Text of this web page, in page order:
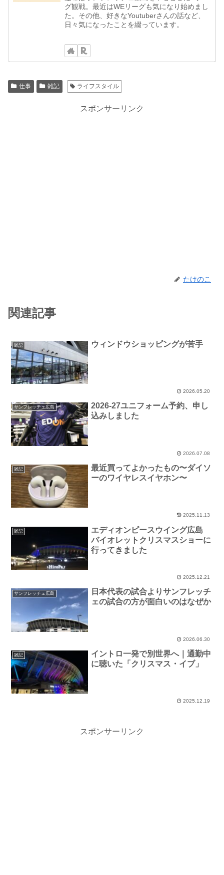
グ観戦。最近はWEリーグも気になり始めまし
た。その他、好きなYoutuberさんの話など、
日々気になったことを綴っています。
仕事 雑記 ライフスタイル
スポンサーリンク
たけのこ
関連記事
雑記 ウィンドウショッピングが苦手
2026.05.20
サンフレッチェ広島
2026-27ユニフォーム予約、申し
込みしました
2026.07.08
雑記
最近買ってよかったもの〜ダイソ
ーのワイヤレスイヤホン〜
2025.11.13
雑記
エディオンピースウイング広島
バイオレットクリスマスショーに
行ってきました
2025.12.21
サンフレッチェ広島
日本代表の試合よりサンフレッチ
ェの試合の方が面白いのはなぜか
2026.06.30
雑記
イントロ一発で別世界へ｜通勤中
に聴いた「クリスマス・イブ」
2025.12.19
スポンサーリンク